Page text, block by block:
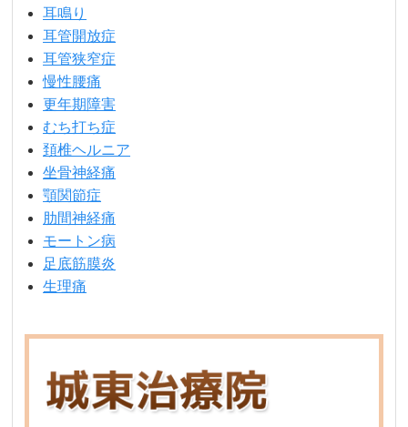
耳鳴り
耳管開放症
耳管狭窄症
慢性腰痛
更年期障害
むち打ち症
頚椎ヘルニア
坐骨神経痛
顎関節症
肋間神経痛
モートン病
足底筋膜炎
生理痛